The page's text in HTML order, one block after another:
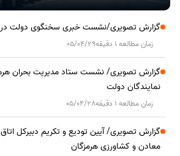
گزارش تصویری/نشست خبری سخنگوی دولت در
زمان مطالعه 1 دقیقه 05/04/29
گزارش تصویری/ نشست ستاد مدیریت بحران
نمایندگان دولت
زمان مطالعه 1 دقیقه 05/04/28
گزارش تصویری/ آیین تودیع و تکریم دبیرکل اتاق
معادن و کشاورزی هرمزگان